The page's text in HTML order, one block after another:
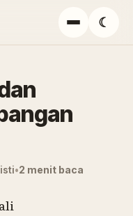
Menu
☾
2 menit baca